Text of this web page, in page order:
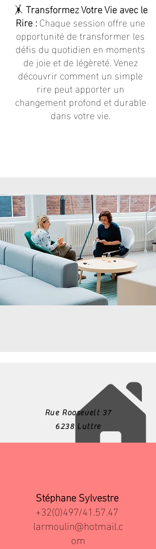
🤸Transformez Votre Vie avec le
Rire :Chaque session offre une
opportunité de transformer les
défis du quotidien en moments
de joie et de légèreté. Venez
découvrir comment un simple
rire peut apporter un
changement profond et durable
dans votre vie.
Rue Roosevelt 37
6238 Luttre
Stéphane Sylvestre
+32(0)497/41.57.47
larmoulin@hotmail.c
om